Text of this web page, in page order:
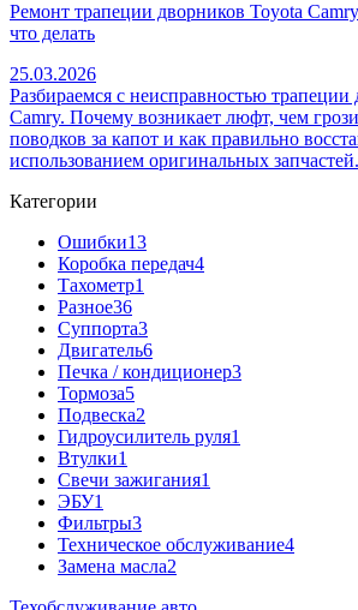
Ремонт трапеции дворников Toyota
что делать
25.03.2026
Разбираемся с неисправностью
Camry. Почему возникает люфт, чем
поводков за капот и как правильно
использованием оригинальных запчастей.
Категории
Ошибки13
Коробка передач4
Тахометр1
Разное36
Cуппорта3
Двигатель6
Печка / кондиционер3
Тормоза5
Подвеска2
Гидроусилитель руля1
Втулки1
Свечи зажигания1
ЭБУ1
Фильтры3
Техническое обслуживание4
Замена масла2